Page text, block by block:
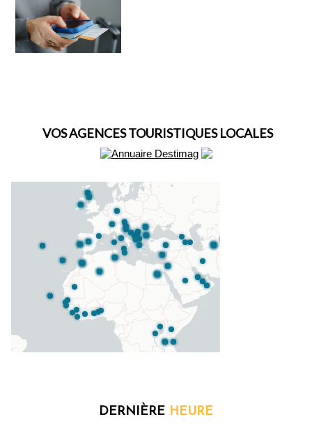
VOS AGENCES TOURISTIQUES LOCALES
DERNIÈRE HEURE